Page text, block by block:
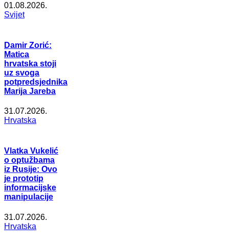
01.08.2026.
Svijet
Damir Zorić:
Matica
hrvatska stoji
uz svoga
potpredsjednika
Marija Jareba
31.07.2026.
Hrvatska
Vlatka Vukelić
o optužbama
iz Rusije: Ovo
je prototip
informacijske
manipulacije
31.07.2026.
Hrvatska